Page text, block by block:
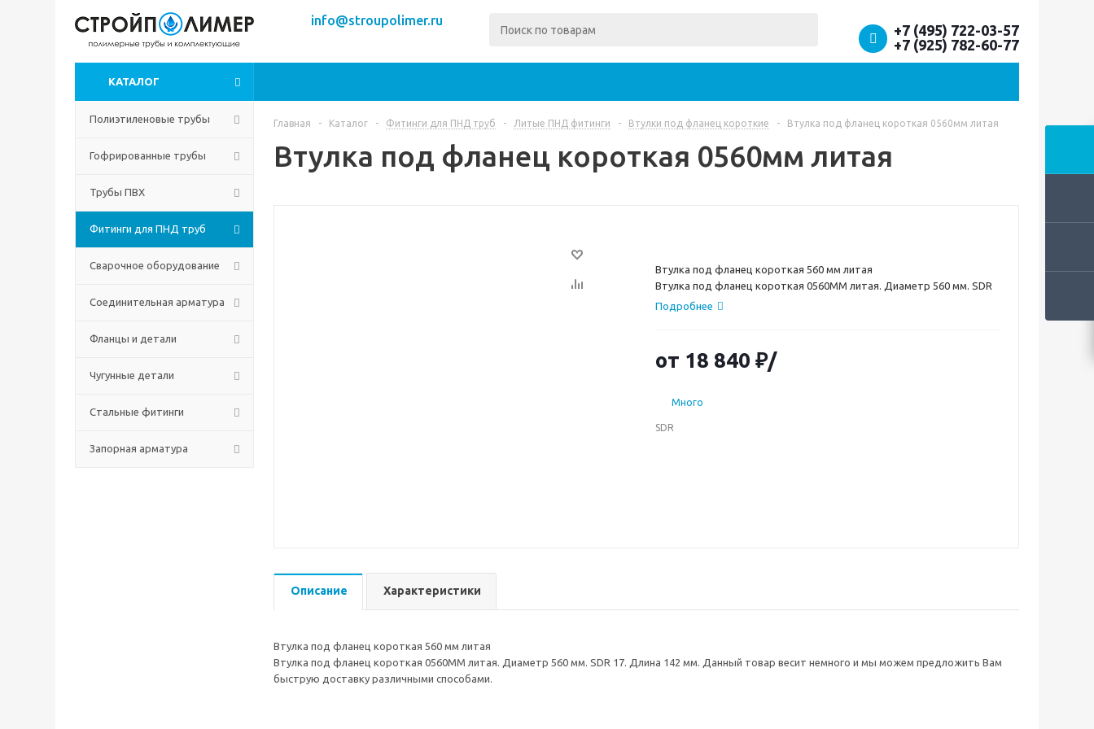
info@stroupolimer.ru
+7 (495) 722-03-57
+7 (925) 782-60-77
КАТАЛОГ
Полиэтиленовые трубы
Гофрированные трубы
Трубы ПВХ
Фитинги для ПНД труб
Сварочное оборудование
Соединительная арматура
Фланцы и детали
Чугунные детали
Стальные фитинги
Запорная арматура
Главная - Каталог - Фитинги для ПНД труб - Литые ПНД фитинги - Втулки под фланец короткие - Втулка под фланец короткая 0560мм литая
Втулка под фланец короткая 0560мм литая
Втулка под фланец короткая 560 мм литая
Втулка под фланец короткая 0560ММ литая. Диаметр 560 мм. SDR
17. Длина 142 мм. Данный товар весит немного и мы можем
Подробнее
от 18 840 ₽/
Много
SDR
Описание Характеристики
Втулка под фланец короткая 560 мм литая
Втулка под фланец короткая 0560ММ литая. Диаметр 560 мм. SDR 17. Длина 142 мм. Данный товар весит немного и мы можем предложить Вам
быструю доставку различными способами.